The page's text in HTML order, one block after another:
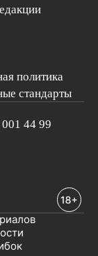
политика
стандарты
44 99